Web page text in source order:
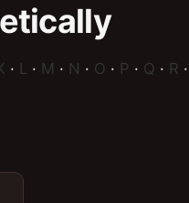
· L · M · N · O · P · Q · R ·